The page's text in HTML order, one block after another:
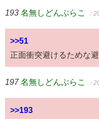
193 名無しどんぶらこ ：
>>51
正面衝突避けるためな
197 名無しどんぶらこ ：
>>193